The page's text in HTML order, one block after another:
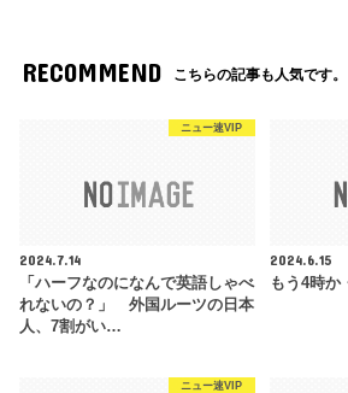
RECOMMEND こちらの記事も人気です。
ニュー速VIP
2024.7.14
「ハーフなのになんで英語しゃべ
れないの？」 外国ルーツの日本
人、7割がい…
2024.6.15
もう4時か
ニュー速VIP